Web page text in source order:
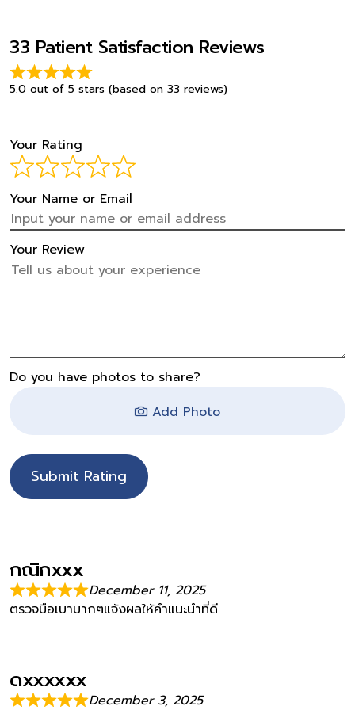
33 Patient Satisfaction Reviews
5.0 out of 5 stars (based on 33 reviews)
Your Rating
Your Name or Email
Your Review
Do you have photos to share?
Add Photo
Submit Rating
กณิกxxx
December 11, 2025
ตรวจมือเบามากๆแจ้งผลให้คำแนะนำที่ดี
ดxxxxxx
December 3, 2025